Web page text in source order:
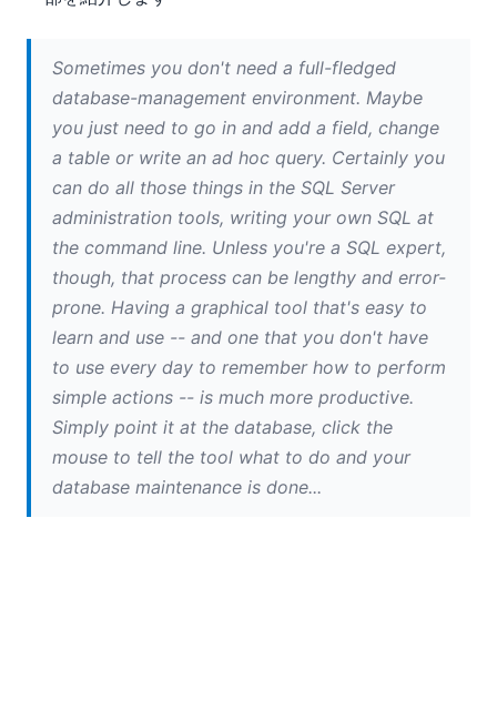
12
2007
Sometimes you don't need a full-fledged
database-management environment. Maybe
you just need to go in and add a field, change
a table or write an ad hoc query. Certainly you
can do all those things in the SQL Server
administration tools, writing your own SQL at
the command line. Unless you're a SQL expert,
though, that process can be lengthy and error-
prone. Having a graphical tool that's easy to
learn and use -- and one that you don't have
to use every day to remember how to perform
simple actions -- is much more productive.
Simply point it at the database, click the
mouse to tell the tool what to do and your
database maintenance is done...